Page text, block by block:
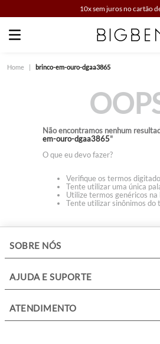
10x sem juros no cartão
Faça sua busca
brinco-em-ouro-dgaa3865
Não encontramos nenhum
em-ouro-dgaa3865"
O que eu devo fazer?
Verifique os termos
Tente utilizar uma única
Utilize termos genéricos na
Tente utilizar sinônimos do
SOBRE NÓS
AJUDA E SUPORTE
ATENDIMENTO